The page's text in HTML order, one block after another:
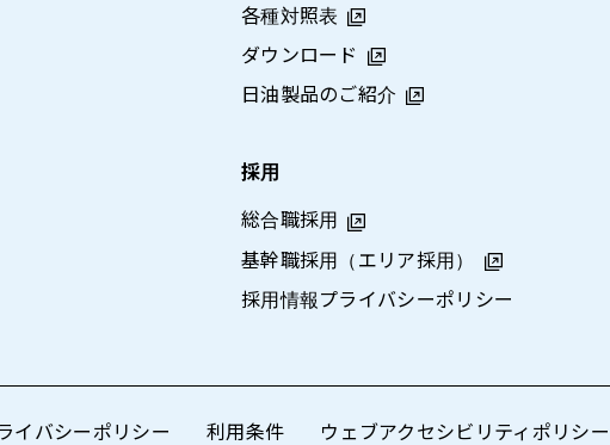
各種対照表
ダウンロード
日油製品のご紹介
採用
総合職採用
基幹職採用（エリア採用）
採用情報プライバシーポリシー
イバシーポリシー 利用条件 ウェブアクセシビリティポリシー